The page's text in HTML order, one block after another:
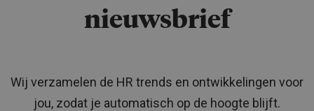
nieuwsbrief
Wij verzamelen de HR trends en ontwikkelingen voor
jou, zodat je automatisch op de hoogte blijft.